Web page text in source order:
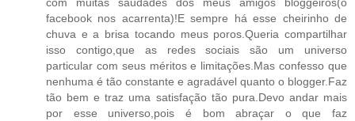
facebook nos acarrenta)!E sempre há esse cheirinho de
chuva e a brisa tocando meus poros.Queria compartilhar
isso contigo,que as redes sociais são um universo
particular com seus méritos e limitações.Mas confesso que
nenhuma é tão constante e agradável quanto o blogger.Faz
tão bem e traz uma satisfação tão pura.Devo andar mais
por esse universo,pois é bom abraçar o que faz